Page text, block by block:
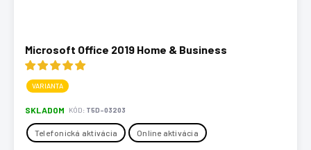
Microsoft Office 2019 Home & Business
VARIANTA
SKLADOM KÓD: T5D-03203
Telefonická aktivácia Online aktivácia